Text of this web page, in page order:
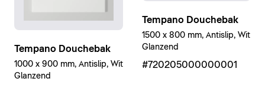
Tempano Douchebak
1000 x 900 mm, Antislip, Wit
Glanzend
Tempano Douchebak
1500 x 800 mm, Antislip, Wit
Glanzend
#720205000000001